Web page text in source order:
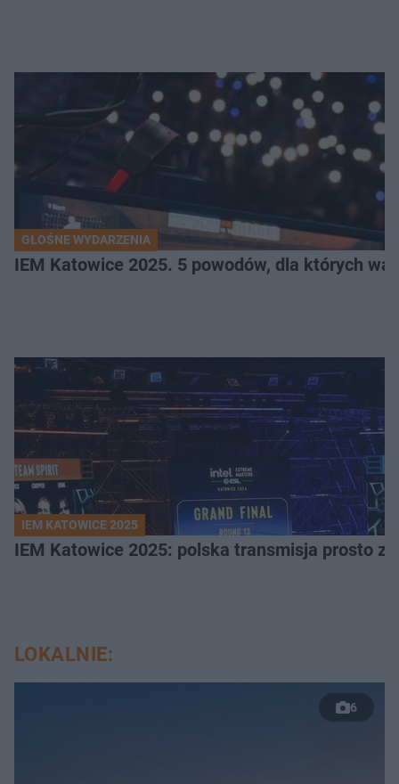
GŁOŚNE WYDARZENIA
IEM Katowice 2025. 5 powodów, dla których
IEM KATOWICE 2025
IEM Katowice 2025: polska transmisja prosto
LOKALNIE:
6